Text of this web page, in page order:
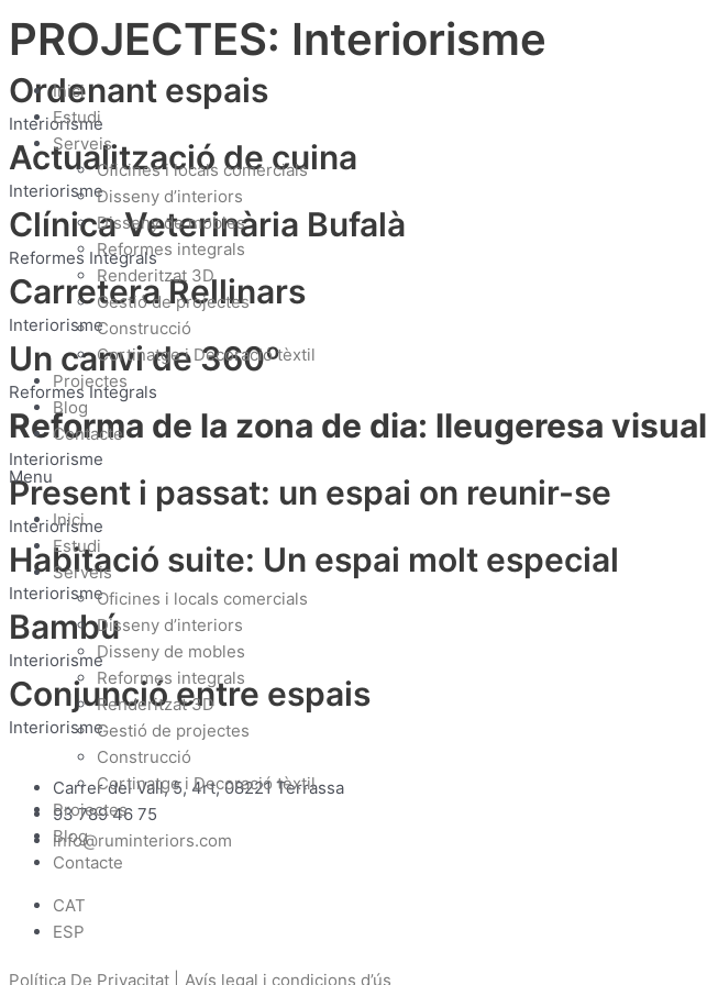
al
Inici
Estudi
Serveis
Oficines i locals comercials
Disseny d’interiors
Disseny de mobles
Reformes integrals
Renderitzat 3D
Gestió de projectes
Construcció
Cortinatge i Decoració tèxtil
Projectes
Blog
Contacte
Menu
Inici
Estudi
Serveis
Oficines i locals comercials
Disseny d’interiors
Disseny de mobles
Reformes integrals
Renderitzat 3D
Gestió de projectes
Construcció
Cortinatge i Decoració tèxtil
Projectes
Blog
Contacte
CAT
ESP
PROJECTES: Interiorisme
Ordenant espais
Interiorisme
Actualització de cuina
Interiorisme
Clínica Veterinària Bufalà
Reformes Integrals
Carretera Rellinars
Interiorisme
Un canvi de 360º
Reformes Integrals
Reforma de la zona de dia: lleugeresa visual
Interiorisme
Present i passat: un espai on reunir-se
Interiorisme
Habitació suite: Un espai molt especial
Interiorisme
Bambú
Interiorisme
Conjunció entre espais
Interiorisme
Carrer del Vall, 5, 4rt, 08221 Terrassa
93 789 46 75
info@ruminteriors.com
Política De Privacitat | Avís legal i condicions d’ús